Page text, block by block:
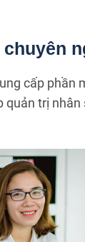
cấp phần
quản trị nhân